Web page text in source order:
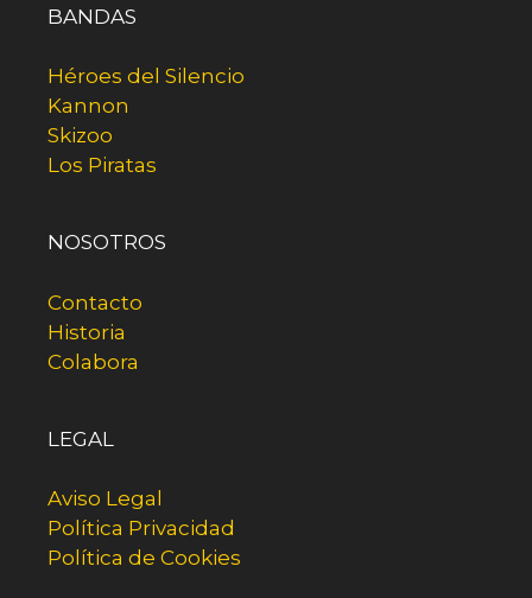
BANDAS
Héroes del Silencio
Kannon
Skizoo
Los Piratas
NOSOTROS
Contacto
Historia
Colabora
LEGAL
Aviso Legal
Política Privacidad
Política de Cookies